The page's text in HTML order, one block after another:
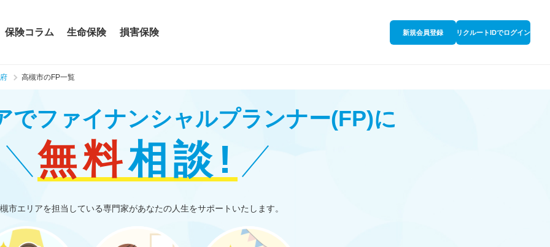
保険コラム 生命保険 損害保険 新規会員登録 リクルートIDでログイン
高槻市のFP一覧
でファイナンシャルプランナー(FP)に
無料相談!
市エリアを担当している専門家があなたの人生をサポートいたします。